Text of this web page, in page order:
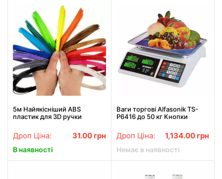
5м Найякісніший ABS
пластик для 3D ручки
Дроп Ціна: 31.00 грн
В наявності
Ваги торгові Alfasonik TS-
P6416 до 50 кг Кнопки
Дроп Ціна: 1,134.00 грн
Немає в наявності